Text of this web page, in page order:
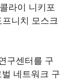
라이 니키포
니치 모스크
구센터를 구
네트워크 구